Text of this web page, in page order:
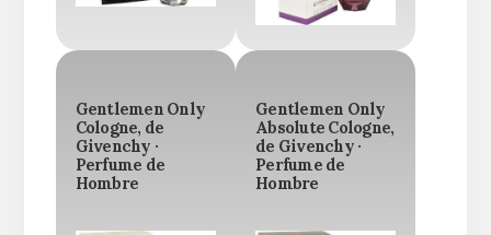
Gentlemen Only
Cologne, de
Givenchy ·
Perfume de
Hombre
Gentlemen Only
Absolute Cologne,
de Givenchy ·
Perfume de
Hombre